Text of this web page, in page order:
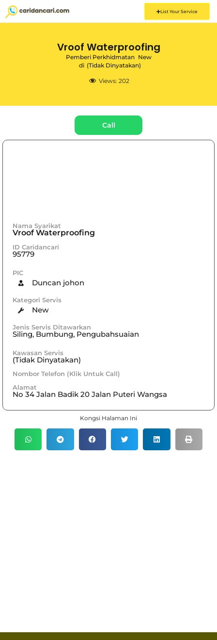
List Your Service
Vroof Waterproofing
Pemberi Perkhidmatan New
di (Tidak Dinyatakan)
Views: 202
Call
Nama Syarikat
Vroof Waterproofing
ID Caridancari
95779
PIC
Duncan johon
Kategori Servis
New
Jenis Servis Ditawarkan
Siling, Bumbung, Pengubahsuaian
Kawasan Servis
(Tidak Dinyatakan)
Nombor Telefon (Klik Untuk Call)
Alamat
No 34 Jalan Badik 20 Jalan Puteri Wangsa
Kongsi Halaman Ini